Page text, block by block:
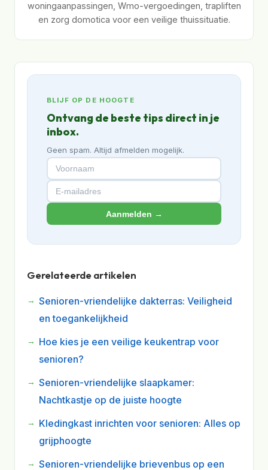
woningaanpassingen, Wmo-vergoedingen, trapliften
en zorg domotica voor een veilige thuissituatie.
BLIJF OP DE HOOGTE
Ontvang de beste tips direct in je
inbox.
Geen spam. Altijd afmelden mogelijk.
Aanmelden →
Gerelateerde artikelen
Senioren-vriendelijke dakterras: Veiligheid
en toegankelijkheid
Hoe kies je een veilige keukentrap voor
senioren?
Senioren-vriendelijke slaapkamer:
Nachtkastje op de juiste hoogte
Kledingkast inrichten voor senioren: Alles op
grijphoogte
Senioren-vriendelijke brievenbus op een